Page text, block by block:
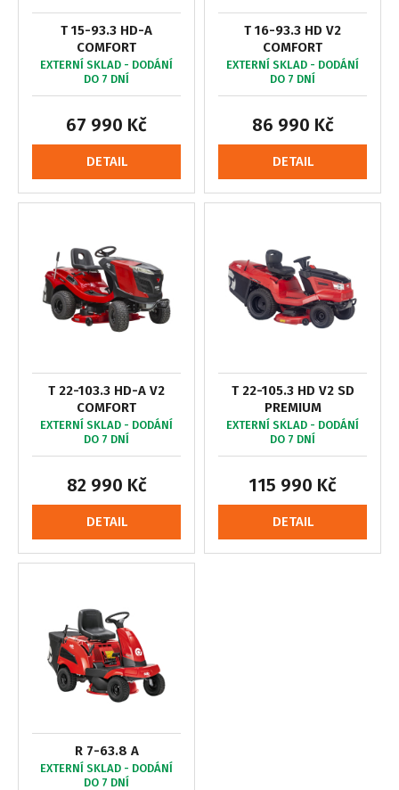
T 15-93.3 HD-A
COMFORT
EXTERNÍ SKLAD - DODÁNÍ
DO 7 DNÍ
67 990 Kč
DETAIL
T 16-93.3 HD V2
COMFORT
EXTERNÍ SKLAD - DODÁNÍ
DO 7 DNÍ
86 990 Kč
DETAIL
T 22-103.3 HD-A V2
COMFORT
EXTERNÍ SKLAD - DODÁNÍ
DO 7 DNÍ
82 990 Kč
DETAIL
T 22-105.3 HD V2 SD
PREMIUM
EXTERNÍ SKLAD - DODÁNÍ
DO 7 DNÍ
115 990 Kč
DETAIL
R 7-63.8 A
EXTERNÍ SKLAD - DODÁNÍ
DO 7 DNÍ